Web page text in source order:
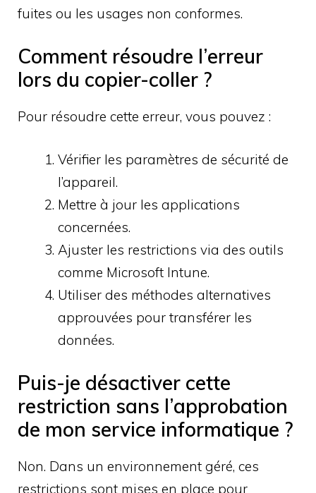
fuites ou les usages non conformes.
Comment résoudre l’erreur
lors du copier-coller ?
Pour résoudre cette erreur, vous pouvez :
Vérifier les paramètres de sécurité de
l’appareil.
Mettre à jour les applications
concernées.
Ajuster les restrictions via des outils
comme Microsoft Intune.
Utiliser des méthodes alternatives
approuvées pour transférer les
données.
Puis-je désactiver cette
restriction sans l’approbation
de mon service informatique ?
Non. Dans un environnement géré, ces
restrictions sont mises en place pour